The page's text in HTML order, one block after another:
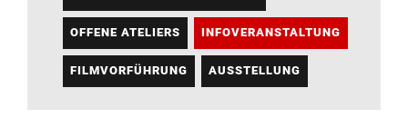
OFFENE ATELIERS INFOVERANSTALTUNG
FILMVORFÜHRUNG AUSSTELLUNG